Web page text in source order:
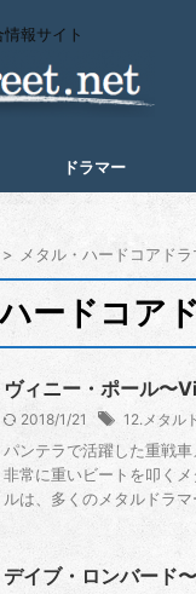
報サイト
ドラマー
> メタル・ハードコアドラ
ードコア
ヴィニー・ポール〜
2018/1/21 12.メタル
パンテラで活躍した重戦
非常に重いビートを叩く
ルは、多くのメタルドラ
デイブ・ロンバード